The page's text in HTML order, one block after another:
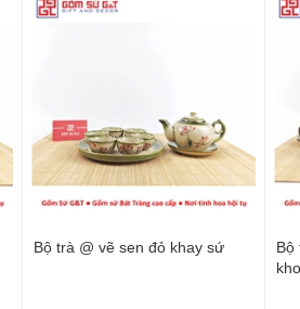
Bộ trà @ vẽ sen đỏ khay sứ
Bộ